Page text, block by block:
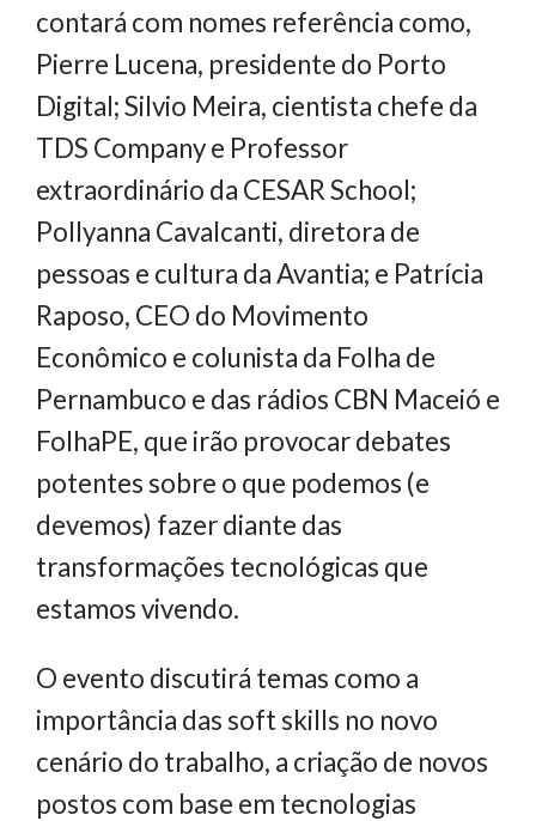
contará com nomes referência como,
Pierre Lucena, presidente do Porto
Digital; Silvio Meira, cientista chefe da
TDS Company e Professor
extraordinário da CESAR School;
Pollyanna Cavalcanti, diretora de
pessoas e cultura da Avantia; e Patrícia
Raposo, CEO do Movimento
Econômico e colunista da Folha de
Pernambuco e das rádios CBN Maceió e
FolhaPE, que irão provocar debates
potentes sobre o que podemos (e
devemos) fazer diante das
transformações tecnológicas que
estamos vivendo.
O evento discutirá temas como a
importância das soft skills no novo
cenário do trabalho, a criação de novos
postos com base em tecnologias